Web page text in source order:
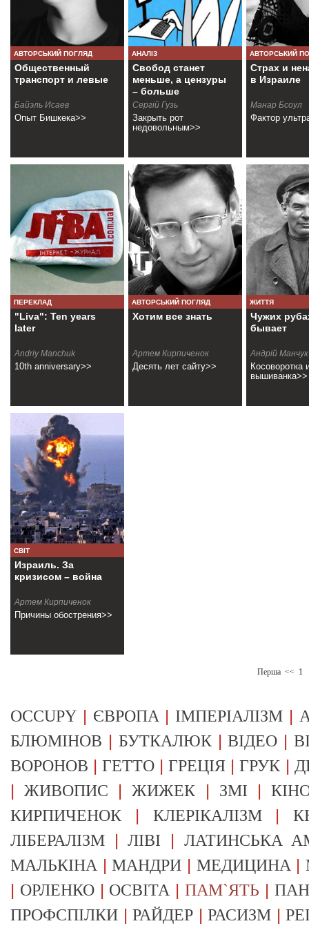
АВТОРСЬКИЙ ПОГЛЯД
Общественный
транспорт и левые
Байэль Исаев
Опыт Бишкека>>
АНАЛІЗ
Свобод станет
меньше, а цензуры
– больше
Сергій Гузь
Закрыть рот
недовольным>>
АВТОРСЬКИЙ
Страх и
в Израиле
Манар Бсоул
Фактор
ПЕРЕКЛАД
"Liva": Ten years
later
Andriy Manchuk
10th anniversary>>
АВТОРСЬКИЙ ПОГЛЯД
Хотим все знать
Артем Кирпиченок
Десять лет сайту>>
ЖИТТЯ
Чужих
бывает
Андрiй Манчук
Косоворотка
вышиванка>>
СВІТ
Израиль. За
кризисом – война
Артем Кирпиченок
Причины обострения>>
Перша << 1
OCCUPY | ЄВРОПА | ІМПЕРІАЛІЗМ |
БЛЮМІНОВ | БУТКАЛЮК|ВІДЕО |
ВОРОНОВ |ГЕТТО |ГРЕЦІЯ |ГРУК |
|ЖИВОПИС |ЖИЖЕК | ЗМІ |
КИРПИЧЕНОК | КЛЕРІКАЛІЗМ|
ЛІБЕРАЛІЗМ |ЛІВІ | ЛАТИНСЬКА
МАЛЬКІНА |МАНДРИ | МЕДИЦИНА |
| ОРЛЕНКО| ОСВІТА |ПАМ`ЯТЬ |
ПРОФСПІЛКИ |РАЙДЕР |РАСИЗМ |